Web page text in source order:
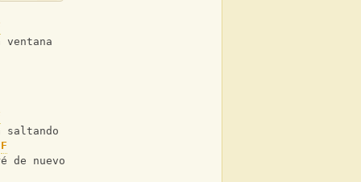
saltando
F
de nuevo